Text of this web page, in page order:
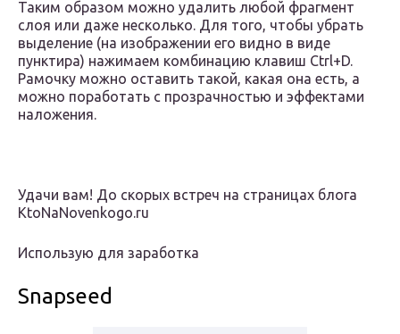
Таким образом можно удалить любой фрагмент
слоя или даже несколько. Для того, чтобы убрать
выделение (на изображении его видно в виде
пунктира) нажимаем комбинацию клавиш Ctrl+D.
Рамочку можно оставить такой, какая она есть, а
можно поработать с прозрачностью и эффектами
наложения.
Удачи вам! До скорых встреч на страницах блога
KtoNaNovenkogo.ru
Использую для заработка
Snapseed